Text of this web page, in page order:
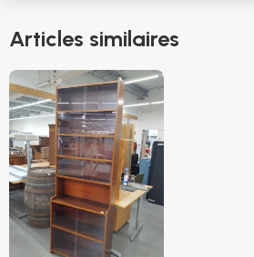
Articles similaires